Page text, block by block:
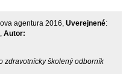
agentura 2016, Uverejnené:
Autor:
zdravotnícky školený odborník